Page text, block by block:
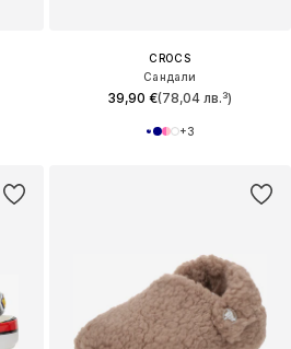
CROCS
Сандали
39,90 €(78,04 лв.³)
+3